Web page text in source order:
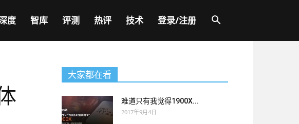
度 智库 评测 热评 技术 登录/注册
大家都在看
难道只有我觉得1900X...
2017年9月4日